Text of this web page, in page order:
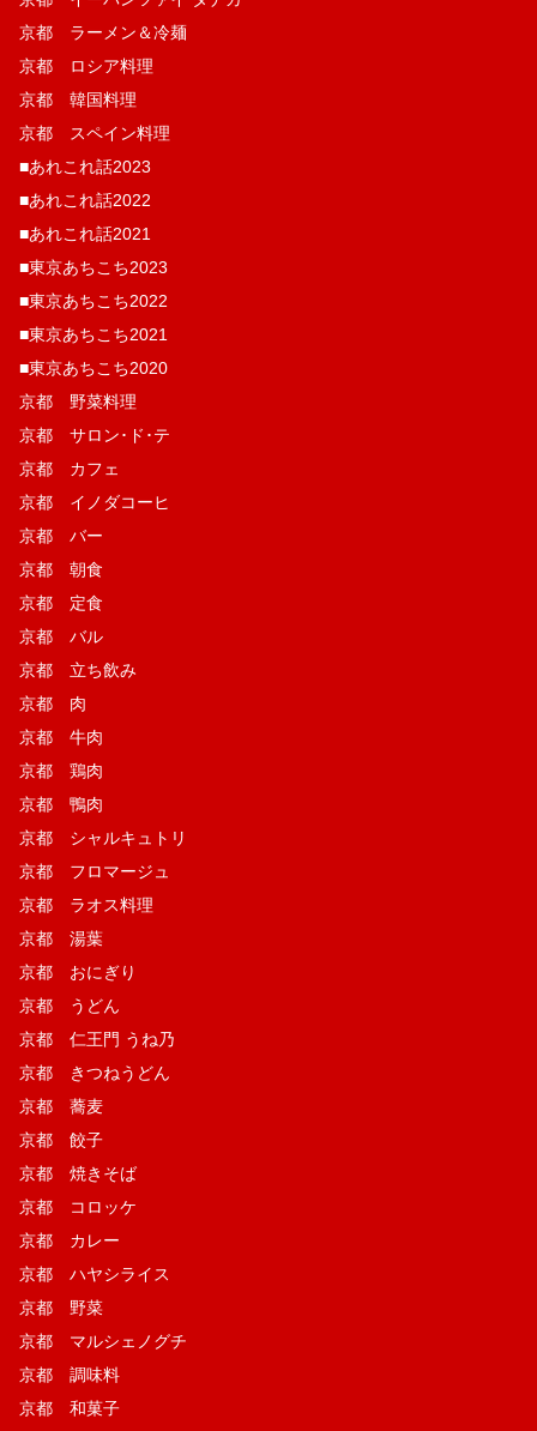
京都 ラーメン＆冷麺
京都 ロシア料理
京都 韓国料理
京都 スペイン料理
■あれこれ話2023
■あれこれ話2022
■あれこれ話2021
■東京あちこち2023
■東京あちこち2022
■東京あちこち2021
■東京あちこち2020
京都 野菜料理
京都 サロン･ド･テ
京都 カフェ
京都 イノダコーヒ
京都 バー
京都 朝食
京都 定食
京都 バル
京都 立ち飲み
京都 肉
京都 牛肉
京都 鶏肉
京都 鴨肉
京都 シャルキュトリ
京都 フロマージュ
京都 ラオス料理
京都 湯葉
京都 おにぎり
京都 うどん
京都 仁王門 うね乃
京都 きつねうどん
京都 蕎麦
京都 餃子
京都 焼きそば
京都 コロッケ
京都 カレー
京都 ハヤシライス
京都 野菜
京都 マルシェノグチ
京都 調味料
京都 和菓子